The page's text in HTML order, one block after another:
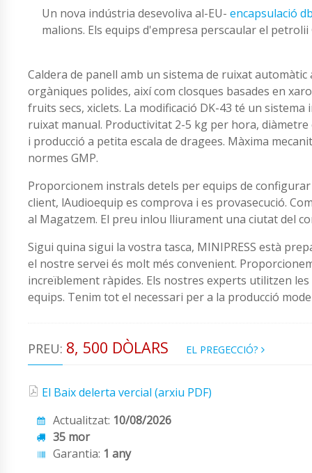
Un nova indústria desevoliva al-EU- encapsulació
malions. Els equips d'empresa perscaular el petrolii
Caldera de panell amb un sistema de ruixat
orgàniques polides, així com closques basades en
fruits secs, xiclets. La modificació DK-43 té un
ruixat manual. Productivitat 2-5 kg ​​per hora,
i producció a petita escala de dragees. Màxima
normes GMP.
Proporcionem instrals detels per equips de
client, lAudioequip es comprova i es provasecució.
al Magatzem. El preu inlou lliurament una ciutat del
Sigui quina sigui la vostra tasca, MINIPRESS està
el nostre servei és molt més convenient.
increïblement ràpides. Els nostres experts utilitzen
equips. Tenim tot el necessari per a la producció
PREU: 8, 500 DÒLARS EL PREGECCIÓ?
El Baix delerta vercial (arxiu PDF)
Actualitzat: 10/08/2026
35 mor
Garantia: 1 any